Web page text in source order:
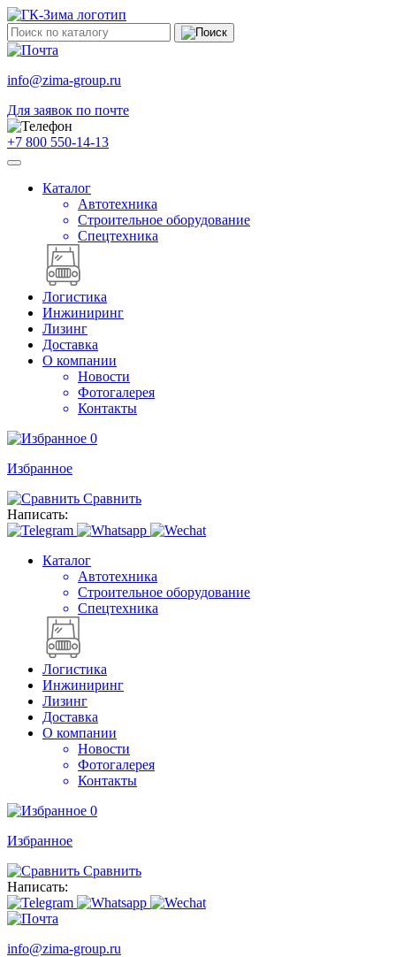
info@zima-group.ru
Для заявок по почте
+7 800 550-14-13
Каталог
Автотехника
Строительное оборудование
Спецтехника
Логистика
Инжиниринг
Лизинг
Доставка
О компании
Новости
Фотогалерея
Контакты
0
Избранное
Сравнить
Написать:
Каталог
Автотехника
Строительное оборудование
Спецтехника
Логистика
Инжиниринг
Лизинг
Доставка
О компании
Новости
Фотогалерея
Контакты
0
Избранное
Сравнить
Написать:
info@zima-group.ru